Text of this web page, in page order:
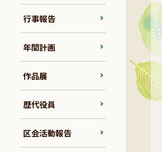
行事報告
年間計画
作品展
歴代役員
区会活動報告